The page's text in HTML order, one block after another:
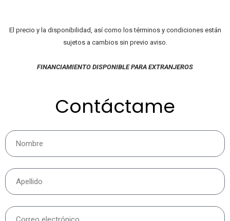
El precio y la disponibilidad, así como los términos y condiciones están
sujetos a cambios sin previo aviso.
FINANCIAMIENTO DISPONIBLE PARA EXTRANJEROS
Contáctame